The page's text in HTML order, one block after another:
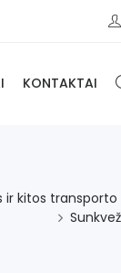
KONTAKTAI
ir kitos